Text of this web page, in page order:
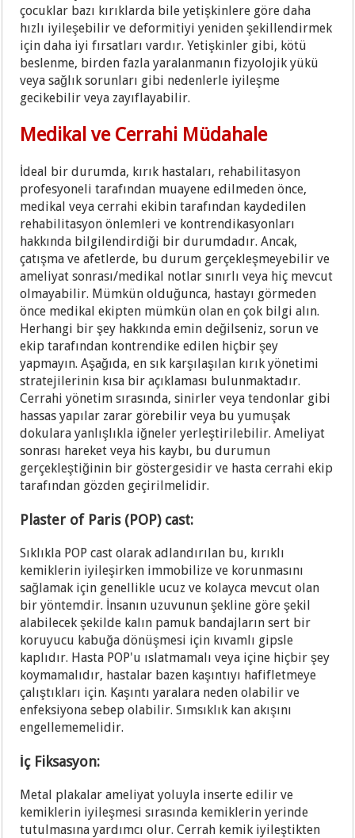
çocuklar bazı kırıklarda bile yetişkinlere göre daha
hızlı iyileşebilir ve deformitiyi yeniden şekillendirmek
için daha iyi fırsatları vardır. Yetişkinler gibi, kötü
beslenme, birden fazla yaralanmanın fizyolojik yükü
veya sağlık sorunları gibi nedenlerle iyileşme
gecikebilir veya zayıflayabilir.
Medikal ve Cerrahi Müdahale
İdeal bir durumda, kırık hastaları, rehabilitasyon
profesyoneli tarafından muayene edilmeden önce,
medikal veya cerrahi ekibin tarafından kaydedilen
rehabilitasyon önlemleri ve kontrendikasyonları
hakkında bilgilendirdiği bir durumdadır. Ancak,
çatışma ve afetlerde, bu durum gerçekleşmeyebilir ve
ameliyat sonrası/medikal notlar sınırlı veya hiç mevcut
olmayabilir. Mümkün olduğunca, hastayı görmeden
önce medikal ekipten mümkün olan en çok bilgi alın.
Herhangi bir şey hakkında emin değilseniz, sorun ve
ekip tarafından kontrendike edilen hiçbir şey
yapmayın. Aşağıda, en sık karşılaşılan kırık yönetimi
stratejilerinin kısa bir açıklaması bulunmaktadır.
Cerrahi yönetim sırasında, sinirler veya tendonlar gibi
hassas yapılar zarar görebilir veya bu yumuşak
dokulara yanlışlıkla iğneler yerleştirilebilir. Ameliyat
sonrası hareket veya his kaybı, bu durumun
gerçekleştiğinin bir göstergesidir ve hasta cerrahi ekip
tarafından gözden geçirilmelidir.
Plaster of Paris (POP) cast:
Sıklıkla POP cast olarak adlandırılan bu, kırıklı
kemiklerin iyileşirken immobilize ve korunmasını
sağlamak için genellikle ucuz ve kolayca mevcut olan
bir yöntemdir. İnsanın uzuvunun şekline göre şekil
alabilecek şekilde kalın pamuk bandajların sert bir
koruyucu kabuğa dönüşmesi için kıvamlı gipsle
kaplıdır. Hasta POP'u ıslatmamalı veya içine hiçbir şey
koymamalıdır, hastalar bazen kaşıntıyı hafifletmeye
çalıştıkları için. Kaşıntı yaralara neden olabilir ve
enfeksiyona sebep olabilir. Sımsıklık kan akışını
engellememelidir.
İç Fiksasyon:
Metal plakalar ameliyat yoluyla inserte edilir ve
kemiklerin iyileşmesi sırasında kemiklerin yerinde
tutulmasına yardımcı olur. Cerrah kemik iyileştikten